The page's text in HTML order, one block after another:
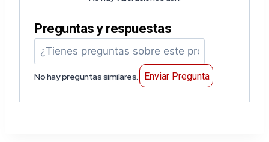
Preguntas y respuestas
No hay preguntas similares. Enviar Pregunta